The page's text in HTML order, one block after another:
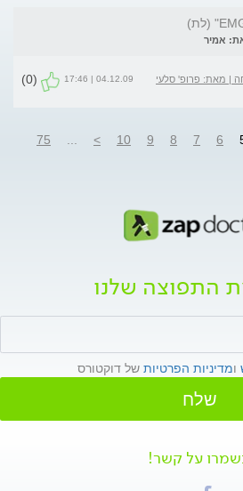
| מאת: פרופ' סלעי
04.12.09 | 17:46
(0)
6
7
8
9
10
>
75
התפוצה שלנו
ומדיניות הפרטיות של דוקטורס
שלח
על קשר!